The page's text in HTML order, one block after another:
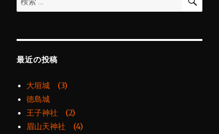
ン
索:
最近の投稿
大垣城 (3)
徳島城
王子神社 (2)
眉山天神社 (4)